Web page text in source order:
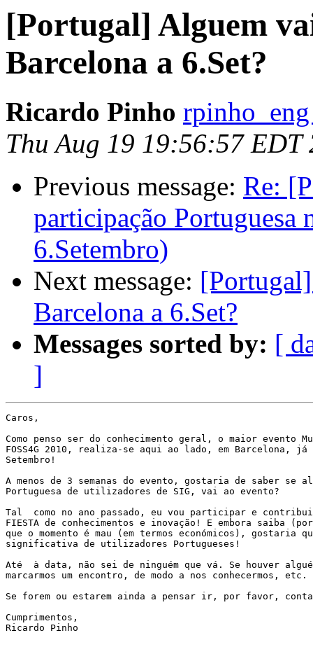
[Portugal] Alguem
Barcelona a 6.Set?
Ricardo Pinho
Thu Aug 19 19:56:57 EDT
Previous message: Re:
participação Portuguesa
6.Setembro)
Next message:
Barcelona a 6.Set?
Messages sorted by: [
]
Caros,
Como penso ser do conhecimento geral, o maior evento
FOSS4G 2010, realiza-se aqui ao lado, em Barcelona,
Setembro!
A menos de 3 semanas do evento, gostaria de saber se
Portuguesa de utilizadores de SIG, vai ao evento?
Tal  como no ano passado, eu vou participar e
FIESTA de conhecimentos e inovação! E embora saiba
que o momento é mau (em termos económicos), gostaria
significativa de utilizadores Portugueses!
Até  à data, não sei de ninguém que vá. Se houver
marcarmos um encontro, de modo a nos conhecermos, etc.
Se forem ou estarem ainda a pensar ir, por favor,
Cumprimentos,
Ricardo Pinho